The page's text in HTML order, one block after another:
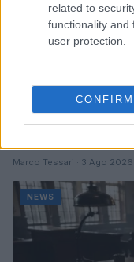
related to
functionality and
user protection.
CONFIRM
Don Antonio
Marco Tessari · 3 Ago 2026
NEWS